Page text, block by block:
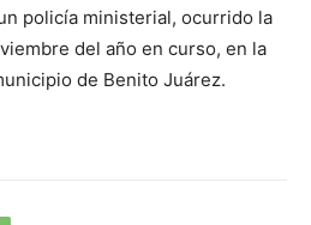
policía ministerial, ocurrido la
del año en curso, en la
de Benito Juárez.